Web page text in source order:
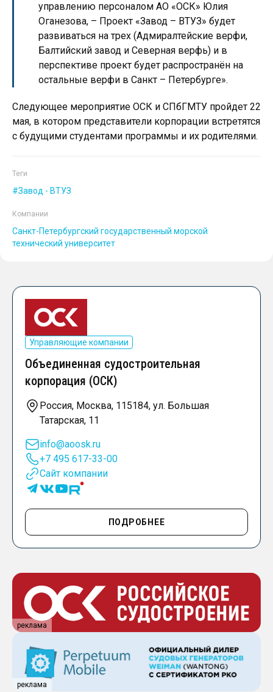
управлению персоналом АО «ОСК» Юлия
Оганезова, – Проект «Завод – ВТУЗ» будет
развиваться на трех (Адмиралтейские верфи,
Балтийский завод и Северная верфь) и в
перспективе проект будет распространён на
остальные верфи в Санкт – Петербурге».
Следующее мероприятие ОСК и СПбГМТУ пройдет 22
мая, в котором представители корпорации встретятся
с будущими студентами программы и их родителями.
Теги
Завод - ВТУЗ
Компании
Санкт-Петербургский государственный морской
технический университет
Управляющие компании
Объединенная судостроительная
корпорация (ОСК)
Россия, Москва, 115184, ул. Большая
Татарская, 11
info@aoosk.ru
+7 495 617-33-00
Сайт компании
ПОДРОБНЕЕ
реклама
реклама